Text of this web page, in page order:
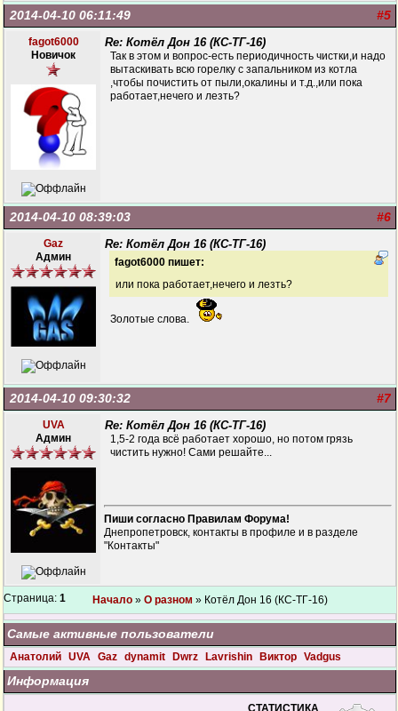
#5
2014-04-10 06:11:49
fagot6000
Новичок
Re: Котёл Дон 16 (КС-ТГ-16)
Так в этом и вопрос-есть периодичность чистки,и надо
вытаскивать всю горелку с запальником из котла
,чтобы почистить от пыли,окалины и т.д.,или пока
работает,нечего и лезть?
#6
2014-04-10 08:39:03
Gaz
Админ
Re: Котёл Дон 16 (КС-ТГ-16)
fagot6000 пишет:
или пока работает,нечего и лезть?
Золотые слова.
#7
2014-04-10 09:30:32
UVA
Админ
Re: Котёл Дон 16 (КС-ТГ-16)
1,5-2 года всё работает хорошо, но потом грязь
чистить нужно! Сами решайте...
Пиши согласно Правилам Форума!
Днепропетровск, контакты в профиле и в разделе
"Контакты"
Страница: 1 Начало » О разном » Котёл Дон 16 (КС-ТГ-16)
Самые активные пользователи
Анатолий UVA Gaz dynamit Dwrz Lavrishin Виктор Vadgus
Информация
СТАТИСТИКА